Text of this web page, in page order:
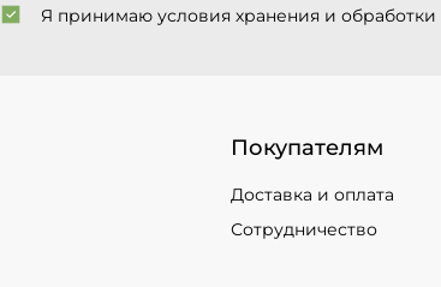
Я принимаю условия хранения и обработки
Покупателям
Доставка и оплата
Сотрудничество